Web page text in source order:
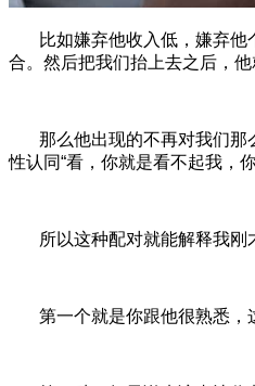
比如嫌弃他收入低，嫌弃
合。然后把我们抬上去之后，
那么他出现的不再对我们
性认同“看，你就是看不起我，
所以这种配对就能解释我刚
第一个就是你跟他很熟悉